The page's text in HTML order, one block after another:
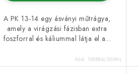
A PK 13-14 egy ásványi műtrágya,
amely a virágzási fázisban extra
foszforral és káliummal látja el a...
Kód: 100884/250ML